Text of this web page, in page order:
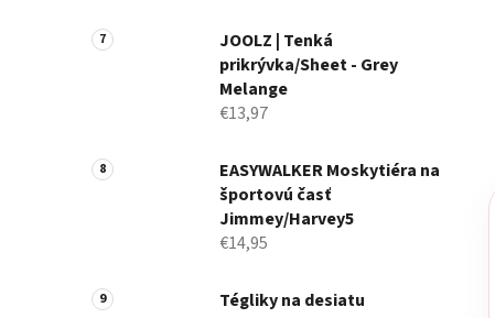
JOOLZ | Tenká
prikrývka/Sheet - Grey
Melange
€13,97
EASYWALKER Moskytiéra na
športovú časť
Jimmey/Harvey5
€14,95
Tégliky na desiatu